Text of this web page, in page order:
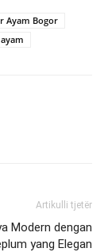
Ayam Bogor
Artikulli tjetër
Modern dengan
yang Elegan